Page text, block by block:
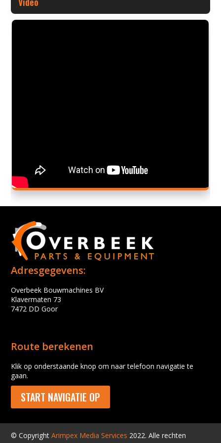
Adresgegevens:
Overbeek Bouwmachines BV
Klavermaten 73
7472 DD Goor
Route berekenen
Klik op onderstaande knop om naar telefoon navigatie te
gaan.
START NAVIGATIE OP
© CopyrightArimpex Media Services 2022. Alle rechten